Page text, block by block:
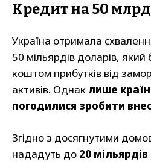
Кредит на 50
Україна отримала
50 мільярдів доларів,
коштом прибутків від
активів. Однак лише
погодилися зробити
Згідно з досягнутими
нададуть до 20